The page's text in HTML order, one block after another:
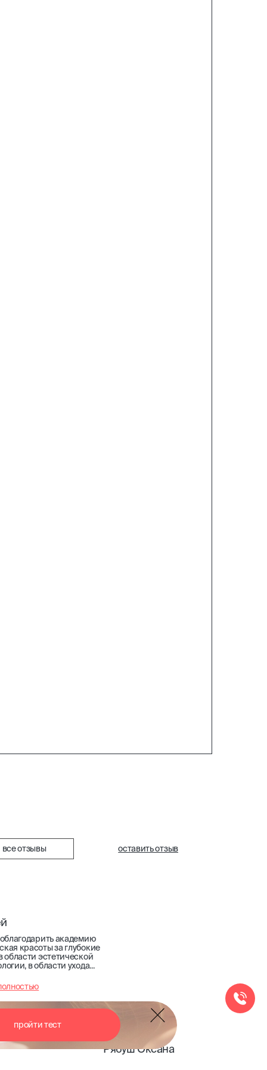
пройти тест
оставить отзыв
оставить отзыв
все отзывы
Рябуш Оксана
академию
за глубокие
эстетической
области ухода...